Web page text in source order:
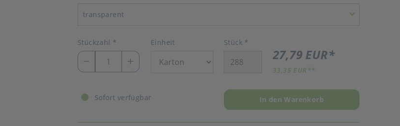
transparent
Stückzahl * Einheit Stück *
27,79 EUR*
33,35 EUR **
Sofort verfügbar In den Warenkorb